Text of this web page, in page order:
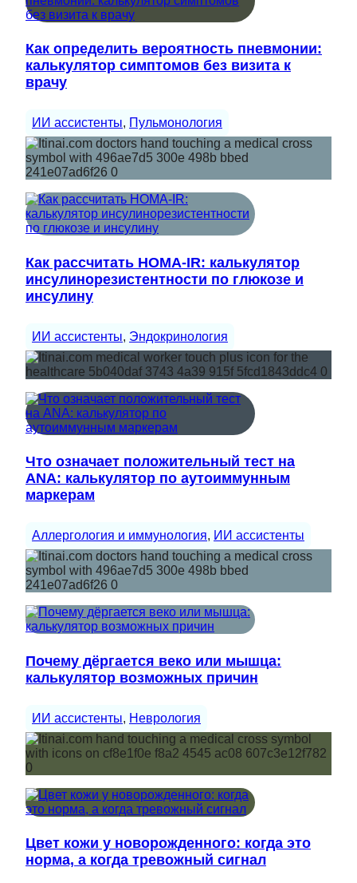
Как определить вероятность пневмонии:
калькулятор симптомов без визита к
врачу
ИИ ассистенты, Пульмонология
Как рассчитать HOMA-IR: калькулятор
инсулинорезистентности по глюкозе и
инсулину
ИИ ассистенты, Эндокринология
Что означает положительный тест на
ANA: калькулятор по аутоиммунным
маркерам
Аллергология и иммунология, ИИ ассистенты
Почему дёргается веко или мышца:
калькулятор возможных причин
ИИ ассистенты, Неврология
Цвет кожи у новорожденного: когда это
норма, а когда тревожный сигнал